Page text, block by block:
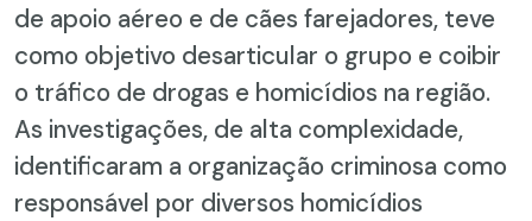
de apoio aéreo e de cães farejadores, teve
como objetivo desarticular o grupo e coibir
o tráfico de drogas e homicídios na região.
As investigações, de alta complexidade,
identificaram a organização criminosa como
responsável por diversos homicídios